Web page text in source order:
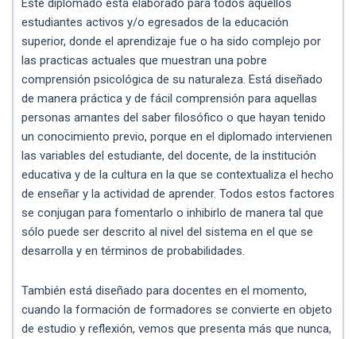
estudiantes activos y/o egresados de la educación
superior, donde el aprendizaje fue o ha sido complejo por
las practicas actuales que muestran una pobre
comprensión psicológica de su naturaleza. Está diseñado
de manera práctica y de fácil comprensión para aquellas
personas amantes del saber filosófico o que hayan tenido
un conocimiento previo, porque en el diplomado intervienen
las variables del estudiante, del docente, de la institución
educativa y de la cultura en la que se contextualiza el hecho
de enseñar y la actividad de aprender. Todos estos factores
se conjugan para fomentarlo o inhibirlo de manera tal que
sólo puede ser descrito al nivel del sistema en el que se
desarrolla y en términos de probabilidades.
También está diseñado para docentes en el momento,
cuando la formación de formadores se convierte en objeto
de estudio y reflexión, vemos que presenta más que nunca,